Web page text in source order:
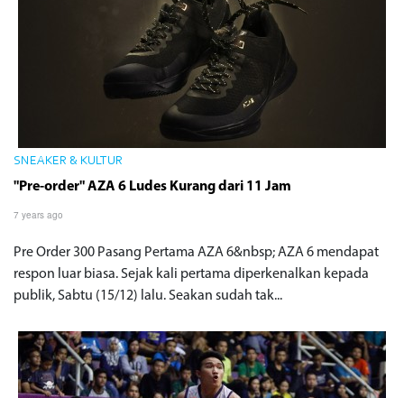
SNEAKER & KULTUR
"Pre-order" AZA 6 Ludes Kurang dari 11 Jam
7 years ago
Pre Order 300 Pasang Pertama AZA 6&nbsp; AZA 6 mendapat
respon luar biasa. Sejak kali pertama diperkenalkan kepada
publik, Sabtu (15/12) lalu. Seakan sudah tak...